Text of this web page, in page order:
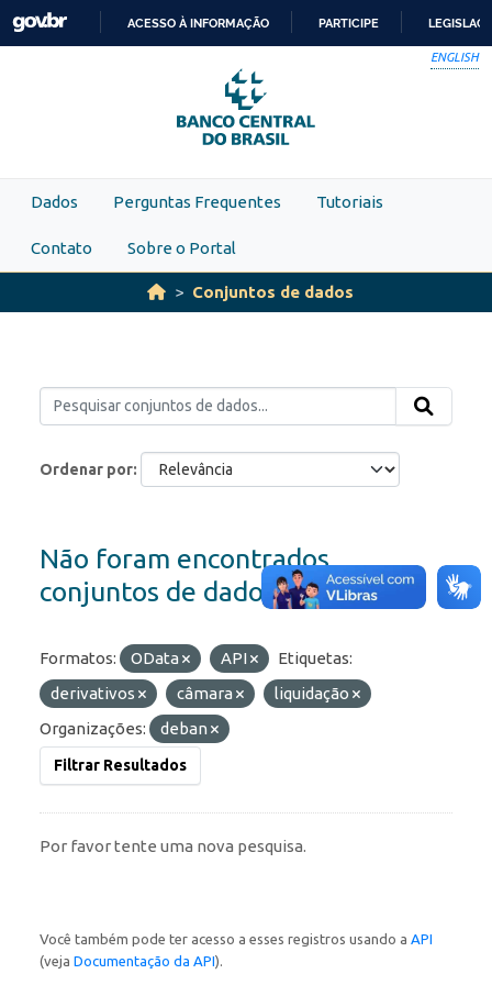
Skip to main content
PARA
O
CONTEÚDO
ACESSO À INFORMAÇÃO PARTICIPE
ENGLISH
Dados Perguntas Frequentes Tutoriais
Contato Sobre o Portal
Conjuntos de dados
Ordenar por
Não foram encontrados
conjuntos de dados
Formatos: OData API
Etiquetas:
derivativos
câmara
liquidação
Organizações:
deban
Filtrar Resultados
Por favor tente uma nova pesquisa.
Você também pode ter acesso a esses registros usando a API
(veja Documentação da API).